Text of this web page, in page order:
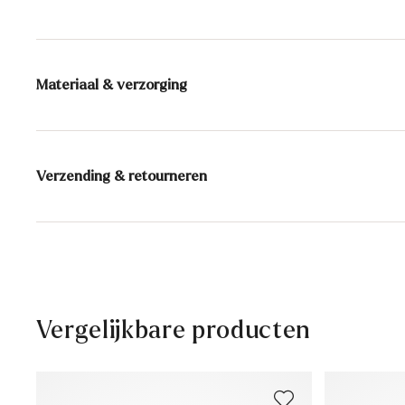
Materiaal & verzorging
Productieschaal: EU-maten
Verzending & retourneren
Levertijd 2 - 5 dagen met BPost
Vergelijkbare producten